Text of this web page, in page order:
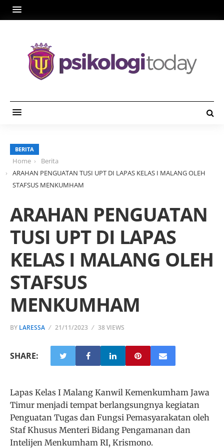
BERITA
Home
Berita
ARAHAN PENGUATAN TUSI UPT DI LAPAS KELAS I MALANG OLEH
STAFSUS MENKUMHAM
ARAHAN PENGUATAN
TUSI UPT DI LAPAS
KELAS I MALANG OLEH
STAFSUS
MENKUMHAM
BY LARESSA 21/11/2023 38 VIEWS
SHARE:
Lapas Kelas I Malang Kanwil Kemenkumham Jawa
Timur menjadi tempat berlangsungnya kegiatan
Penguatan Tugas dan Fungsi Pemasyarakatan oleh
Staf Khusus Menteri Bidang Pengamanan dan
Intelijen Menkumham RI, Krismono.